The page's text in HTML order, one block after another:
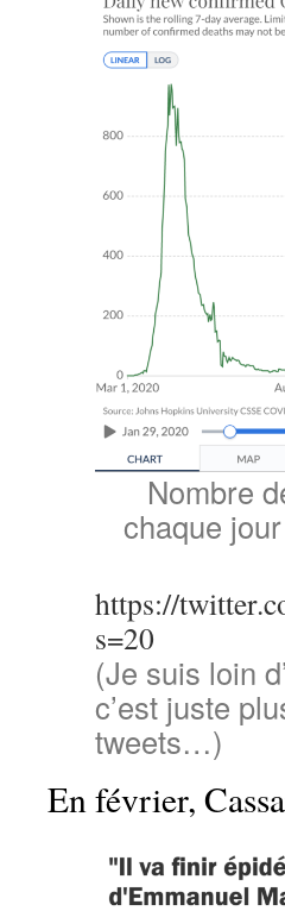
Nombre
chaque
https://
s=20
(Je suis loin
c’est juste
tweets…)
En février,